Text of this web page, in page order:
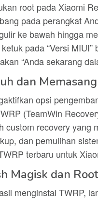
root pada Xiaomi
pada perangkat
ke bawah hingga
pada “Versi
“Anda sekarang
dan
opsi
(TeamWin
custom recovery yang
dan pemulihan
terbaru untuk
Magisk dan
menginstal TWRP,